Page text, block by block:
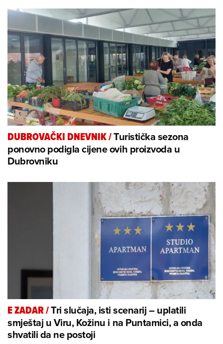
DUBROVAČKI DNEVNIK/Turistička sezona
ponovno podigla cijene ovih proizvoda u
Dubrovniku
E ZADAR/Tri slučaja, isti scenarij – uplatili
smještaj u Viru, Kožinu i na Puntamici, a onda
shvatili da ne postoji